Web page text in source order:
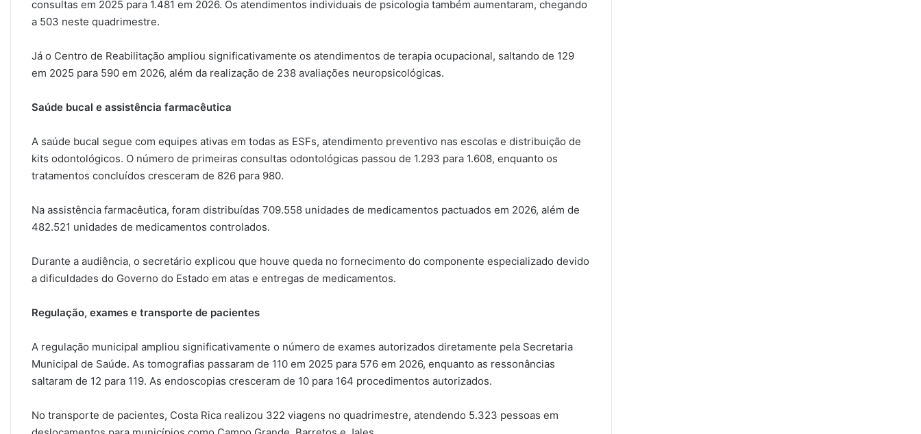
consultas em 2025 para 1.481 em 2026. Os atendimentos individuais de psicologia também aumentaram, chegando
a 503 neste quadrimestre.
Já o Centro de Reabilitação ampliou significativamente os atendimentos de terapia ocupacional, saltando de 129
em 2025 para 590 em 2026, além da realização de 238 avaliações neuropsicológicas.
Saúde bucal e assistência farmacêutica
A saúde bucal segue com equipes ativas em todas as ESFs, atendimento preventivo nas escolas e distribuição de
kits odontológicos. O número de primeiras consultas odontológicas passou de 1.293 para 1.608, enquanto os
tratamentos concluídos cresceram de 826 para 980.
Na assistência farmacêutica, foram distribuídas 709.558 unidades de medicamentos pactuados em 2026, além de
482.521 unidades de medicamentos controlados.
Durante a audiência, o secretário explicou que houve queda no fornecimento do componente especializado devido
a dificuldades do Governo do Estado em atas e entregas de medicamentos.
Regulação, exames e transporte de pacientes
A regulação municipal ampliou significativamente o número de exames autorizados diretamente pela Secretaria
Municipal de Saúde. As tomografias passaram de 110 em 2025 para 576 em 2026, enquanto as ressonâncias
saltaram de 12 para 119. As endoscopias cresceram de 10 para 164 procedimentos autorizados.
No transporte de pacientes, Costa Rica realizou 322 viagens no quadrimestre, atendendo 5.323 pessoas em